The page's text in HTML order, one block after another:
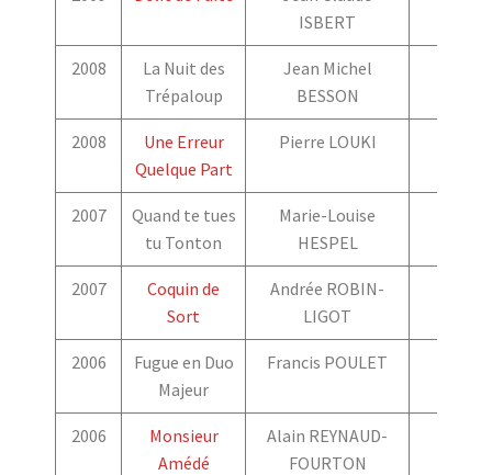
ISBERT
2008
La Nuit des
Trépaloup
Jean Michel
BESSON
2008
Une Erreur
Quelque Part
Pierre LOUKI
2007
Quand te tues
tu Tonton
Marie-Louise
HESPEL
2007
Coquin de
Sort
Andrée ROBIN-
LIGOT
2006
Fugue en Duo
Majeur
Francis POULET
2006
Monsieur
Amédé
Alain REYNAUD-
FOURTON